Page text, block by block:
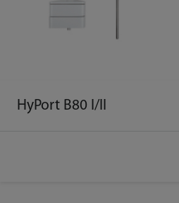
HyPort B80 I/II